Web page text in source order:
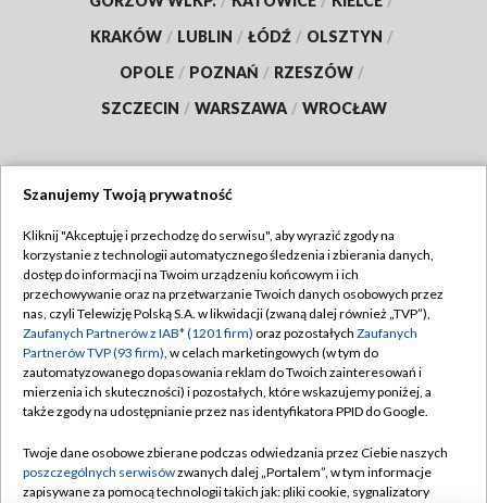
KRAKÓW / LUBLIN / ŁÓDŹ / OLSZTYN /
OPOLE / POZNAŃ / RZESZÓW /
SZCZECIN / WARSZAWA / WROCŁAW
TVP
Abonament TVP
Emisja w TVP
Centrum informacji TVP
Naziemna Telewizja Cyfrowa
Rada Programowa
Regulamin TVP
Polityka prywatności
Moje zgody
Pomoc
Kontakt
Szanujemy Twoją prywatność
Kliknij "Akceptuję i przechodzę do serwisu", aby wyrazić zgody na
korzystanie z technologii automatycznego śledzenia i zbierania danych,
dostęp do informacji na Twoim urządzeniu końcowym i ich
przechowywanie oraz na przetwarzanie Twoich danych osobowych przez
nas, czyli Telewizję Polską S.A. w likwidacji (zwaną dalej również „TVP”),
Zaufanych Partnerów z IAB* (1201 firm) oraz pozostałych Zaufanych
Partnerów TVP (93 firm), w celach marketingowych (w tym do
zautomatyzowanego dopasowania reklam do Twoich zainteresowań i
mierzenia ich skuteczności) i pozostałych, które wskazujemy poniżej, a
także zgody na udostępnianie przez nas identyfikatora PPID do Google.
Twoje dane osobowe zbierane podczas odwiedzania przez Ciebie naszych
poszczególnych serwisówzwanych dalej „Portalem”, w tym informacje
zapisywane za pomocą technologii takich jak: pliki cookie, sygnalizatory